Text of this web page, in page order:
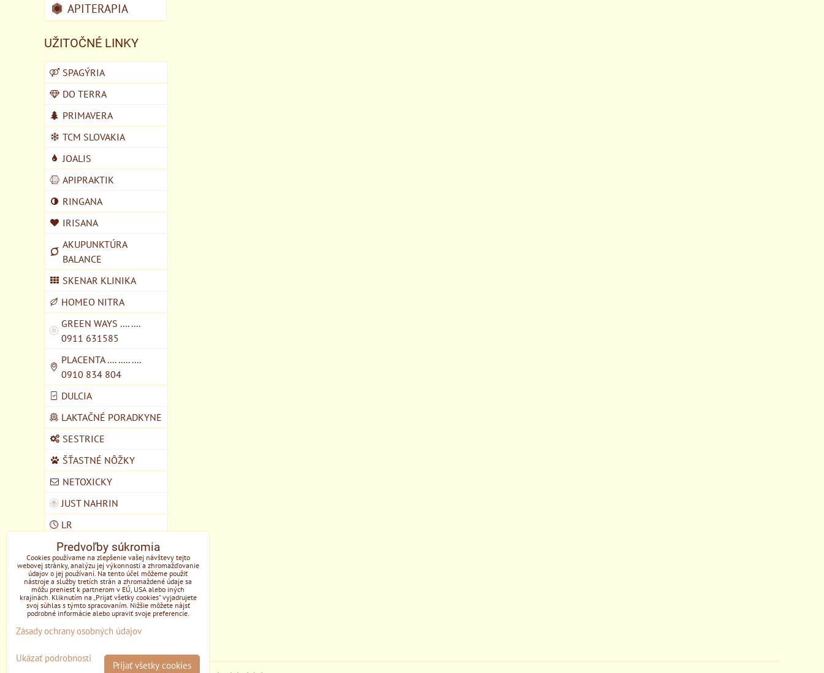
APITERAPIA
UŽITOČNÉ LINKY
SPAGÝRIA
DO TERRA
PRIMAVERA
TCM SLOVAKIA
JOALIS
APIPRAKTIK
RINGANA
IRISANA
AKUPUNKTÚRA
BALANCE
SKENAR KLINIKA
HOMEO NITRA
GREEN WAYS .... ....
0911 631585
PLACENTA .... ..... ....
0910 834 804
DULCIA
LAKTAČNÉ PORADKYNE
SESTRICE
ŠŤASTNÉ NÔŽKY
NETOXICKY
JUST NAHRIN
LR
VEGMART
MYCOMEDICA
DOMŠKOLA ŽIVOZEM
STUPAVA
Predvoľby súkromia
Cookies používame na zlepšenie vašej návštevy tejto
webovej stránky, analýzu jej výkonnosti a zhromažďovanie
údajov o jej používaní. Na tento účel môžeme použiť
nástroje a služby tretích strán a zhromaždené údaje sa
môžu preniesť k partnerom v EÚ, USA alebo iných
krajinách. Kliknutím na „Prijať všetky cookies“ vyjadrujete
svoj súhlas s týmto spracovaním. Nižšie môžete nájsť
podrobné informácie alebo upraviť svoje preferencie.
Zásady ochrany osobných údajov
Ukázať podrobnosti
Prijať všetky cookies